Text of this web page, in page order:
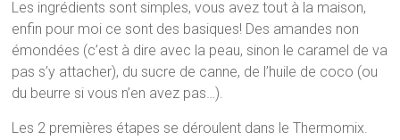
Les ingrédients sont simples, vous avez tout à la maison,
enfin pour moi ce sont des basiques! Des amandes non
émondées (c’est à dire avec la peau, sinon le caramel de va
pas s’y attacher), du sucre de canne, de l’huile de coco (ou
du beurre si vous n’en avez pas…).
Les 2 premières étapes se déroulent dans le Thermomix.